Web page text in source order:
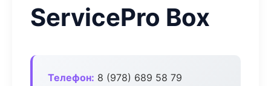
ServicePro Box
Телефон: 8 (978) 689 58 79